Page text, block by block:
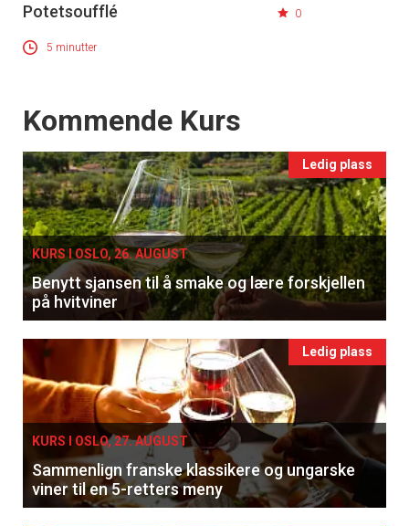
Apéritif
Vi tilbyr flere ukentlige nyhetsbrev. Du
kan fritt velge hvilke du ønsker å få
tilsendt.
Registrer deg
Potetsoufflé 0
5 minutter
Events
Kommende Kurs
Ledig plass
KURS I OSLO, 26. AUGUST
Benytt sjansen til å smake og lære forskjellen
på hvitviner
Ledig plass
KURS I OSLO, 27. AUGUST
Sammenlign franske klassikere og ungarske
viner til en 5-retters meny